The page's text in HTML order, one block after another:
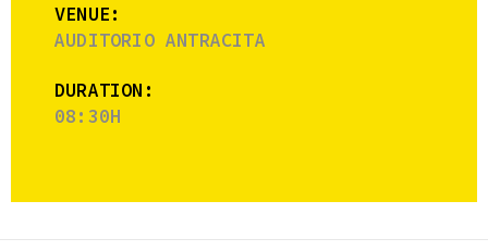
VENUE:
AUDITORIO ANTRACITA
DURATION:
08:30H